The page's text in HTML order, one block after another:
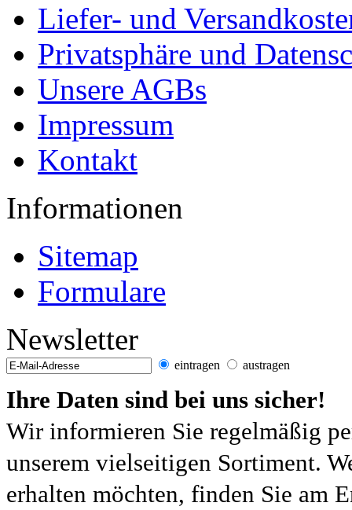
Liefer- und
Privatsphäre und
Unsere AGBs
Impressum
Kontakt
Informationen
Sitemap
Formulare
Newsletter
eintragen austragen
Ihre Daten sind bei uns sicher!
Wir informieren Sie regelmäßig
unserem vielseitigen Sortiment.
erhalten möchten, finden Sie am